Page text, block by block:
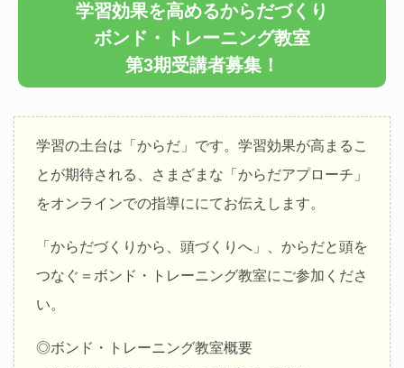
学習効果を高めるからだづくり
ボンド・トレーニング教室
第3期受講者募集！
学習の土台は「からだ」です。学習効果が高まるこ
とが期待される、さまざまな「からだアプローチ」
をオンラインでの指導ににてお伝えします。
「からだづくりから、頭づくりへ」、からだと頭を
つなぐ＝ボンド・トレーニング教室にご参加くださ
い。
◎ボンド・トレーニング教室概要